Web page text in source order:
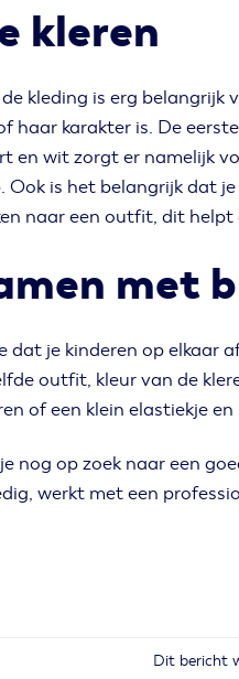
kleren
kleding is erg belangrijk
haar karakter is. De
en wit zorgt er namelijk
Ook is het belangrijk dat
naar een outfit, dit
met
dat je kinderen op elkaar
outfit, kleur van de
of een klein elastiekje
nog op zoek naar een
werkt met een
Dit bericht